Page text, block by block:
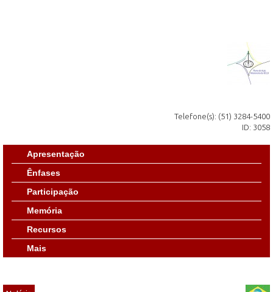
Telefone(s): (51) 3284-5400
ID: 3058
Apresentação
Ênfases
Participação
Memória
Recursos
Mais